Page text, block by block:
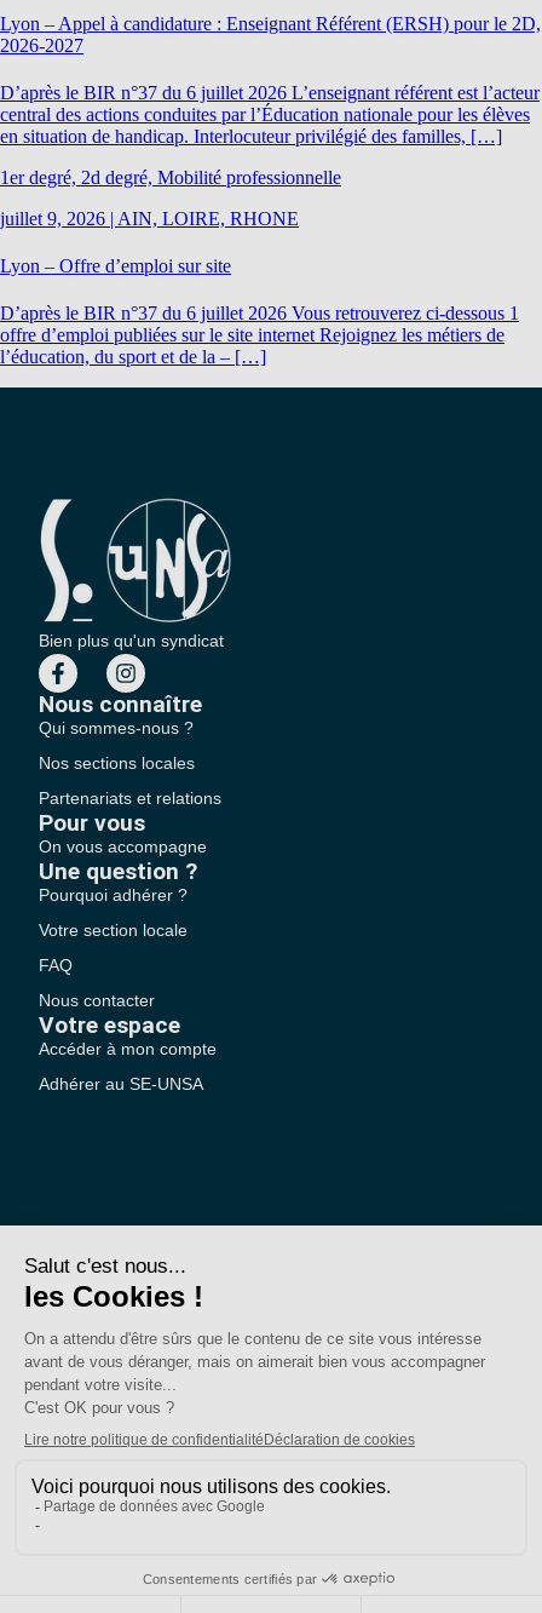
Lyon – Appel à candidature : Enseignant Référent (ERSH) pour le 2D,
2026-2027
D’après le BIR n°37 du 6 juillet 2026 L’enseignant référent est l’acteur
central des actions conduites par l’Éducation nationale pour les élèves
en situation de handicap. Interlocuteur privilégié des familles, […]
1er degré, 2d degré, Mobilité professionnelle
juillet 9, 2026 | AIN, LOIRE, RHONE
Lyon – Offre d’emploi sur site
D’après le BIR n°37 du 6 juillet 2026 Vous retrouverez ci-dessous 1
offre d’emploi publiées sur le site internet Rejoignez les métiers de
l’éducation, du sport et de la – […]
Bien plus qu'un syndicat
Nous connaître
Qui sommes-nous ?
Nos sections locales
Partenariats et relations
Pour vous
On vous accompagne
Une question ?
Pourquoi adhérer ?
Votre section locale
FAQ
Nous contacter
Votre espace
Accéder à mon compte
Adhérer au SE-UNSA
SE-Unsa est un syndicat de l’UNSA
Politique de confidentialité